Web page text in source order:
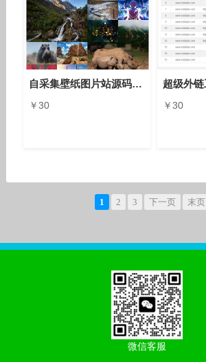
自采集壁纸图片站源码，简单修改就能搭建一个超级图片库的壁纸美图下载站点
￥30 ￥30
1 2 3 下一页 末页
微信客服